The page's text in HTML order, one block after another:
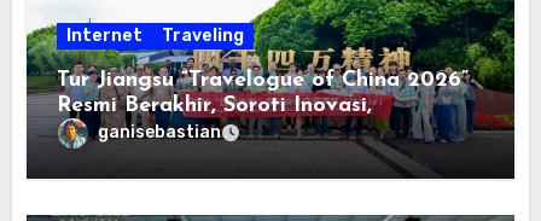
Internet Traveling
Tur Jiangsu “Travelogue of China 2026”
Resmi Berakhir, Soroti Inovasi,
Keterbukaan, dan Pembangunan
Berorientasi pada Masyarakat
ganisebastian